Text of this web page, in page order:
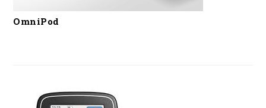
OmniPod